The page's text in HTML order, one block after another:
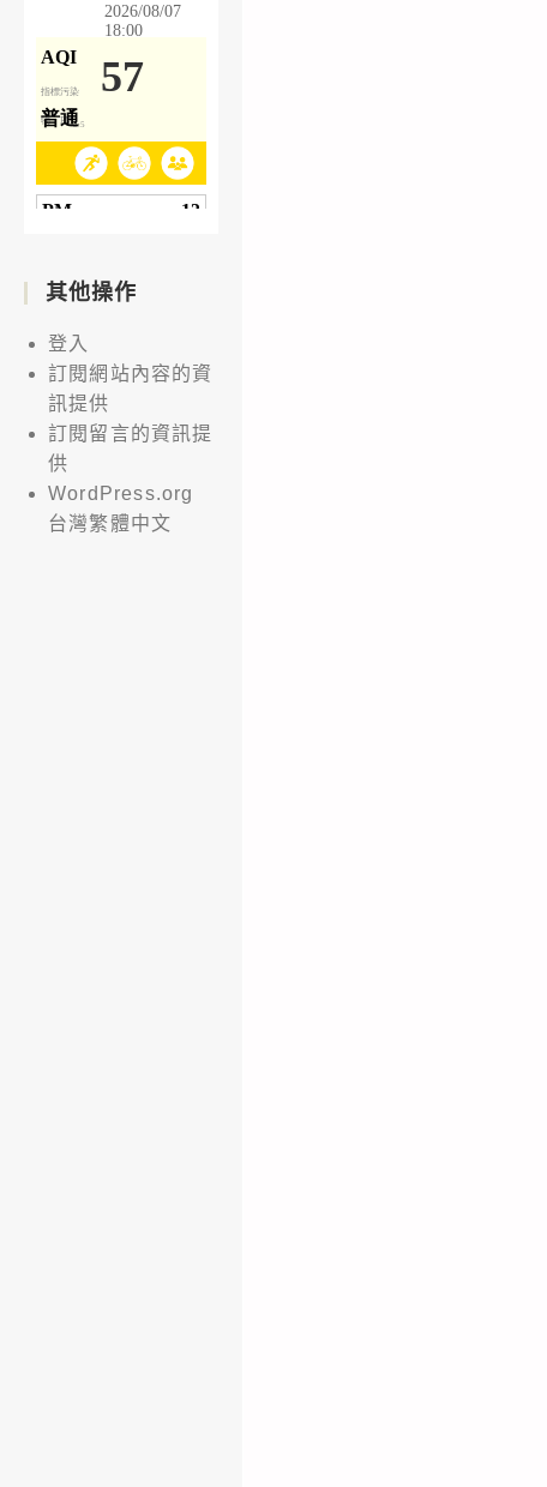
其他操作
登入
訂閱網站內容的資
訊提供
訂閱留言的資訊提
供
WordPress.org
台灣繁體中文